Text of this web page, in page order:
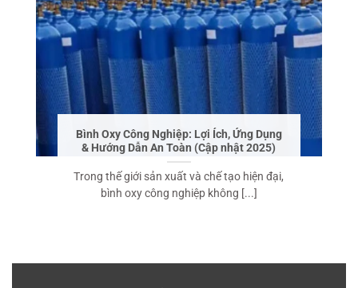
Bình Oxy Công Nghiệp: Lợi Ích, Ứng Dụng
& Hướng Dẫn An Toàn (Cập nhật 2025)
Trong thế giới sản xuất và chế tạo hiện đại,
bình oxy công nghiệp không [...]